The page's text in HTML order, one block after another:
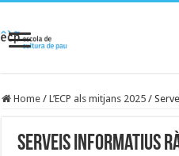
Home / L’ECP als mitjans 2025 /
Serveis informatius